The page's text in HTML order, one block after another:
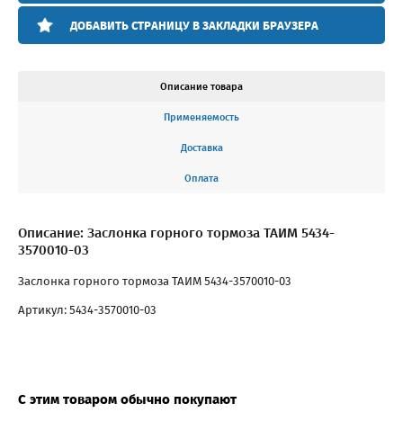
ДОБАВИТЬ СТРАНИЦУ В ЗАКЛАДКИ БРАУЗЕРА
Описание товара
Применяемость
Доставка
Оплата
Описание: Заслонка горного тормоза ТАИМ 5434-
3570010-03
Заслонка горного тормоза ТАИМ 5434-3570010-03
Артикул: 5434-3570010-03
С этим товаром обычно покупают